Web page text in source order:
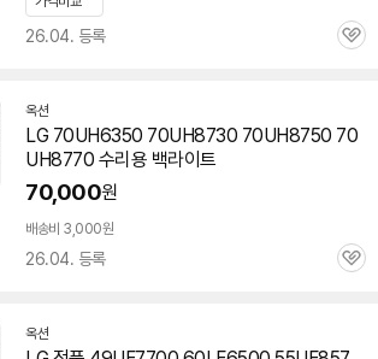
26.04. 등록
관
옥션
LG 70UH6350 70UH8730 70UH8750 70
UH8770 수리용 백라이트
70,000원
배송비 3,000원
26.04. 등록
관
옥션